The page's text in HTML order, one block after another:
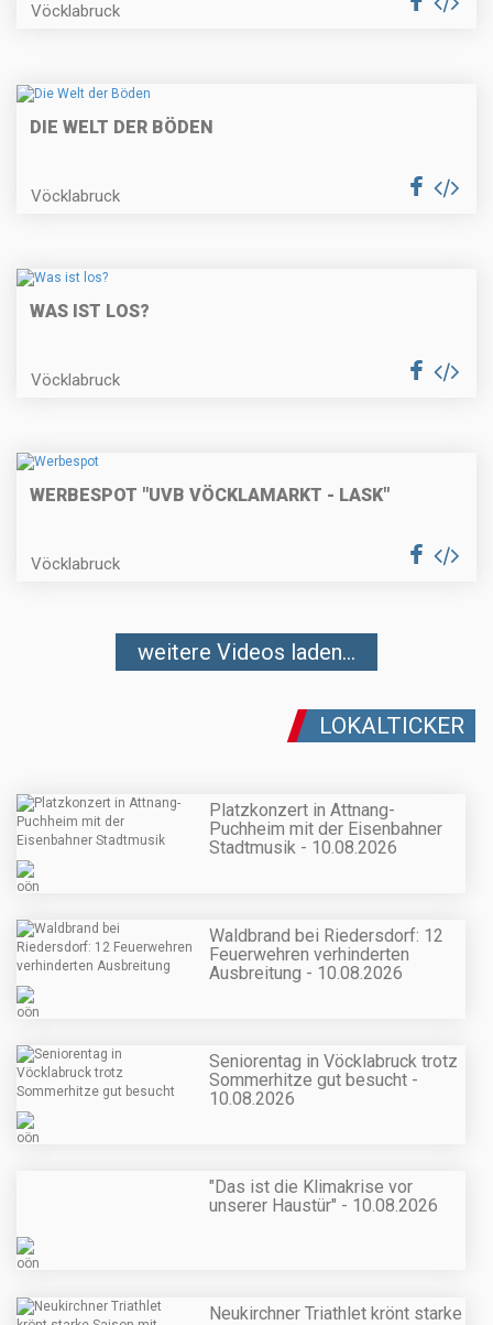
Vöcklabruck
DIE WELT DER BÖDEN
Vöcklabruck
WAS IST LOS?
Vöcklabruck
WERBESPOT "UVB VÖCKLAMARKT - LASK"
Vöcklabruck
weitere Videos laden...
LOKALTICKER
Platzkonzert in Attnang-
Puchheim mit der Eisenbahner
Stadtmusik - 10.08.2026
Waldbrand bei Riedersdorf: 12
Feuerwehren verhinderten
Ausbreitung - 10.08.2026
Seniorentag in Vöcklabruck trotz
Sommerhitze gut besucht -
10.08.2026
"Das ist die Klimakrise vor
unserer Haustür" - 10.08.2026
Neukirchner Triathlet krönt starke